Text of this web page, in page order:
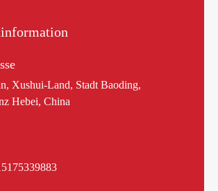
Xushui-Land, Stadt Baoding,
Hebei, China